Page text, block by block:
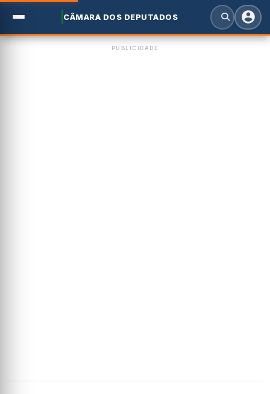
CÂMARA DOS DEPUTADOS
PUBLICIDADE